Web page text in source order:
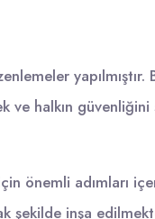
yapılmıştır.
ve halkın
önemli adımları
şekilde inşa